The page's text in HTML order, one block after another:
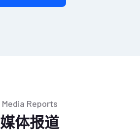
Media Reports
媒体报道